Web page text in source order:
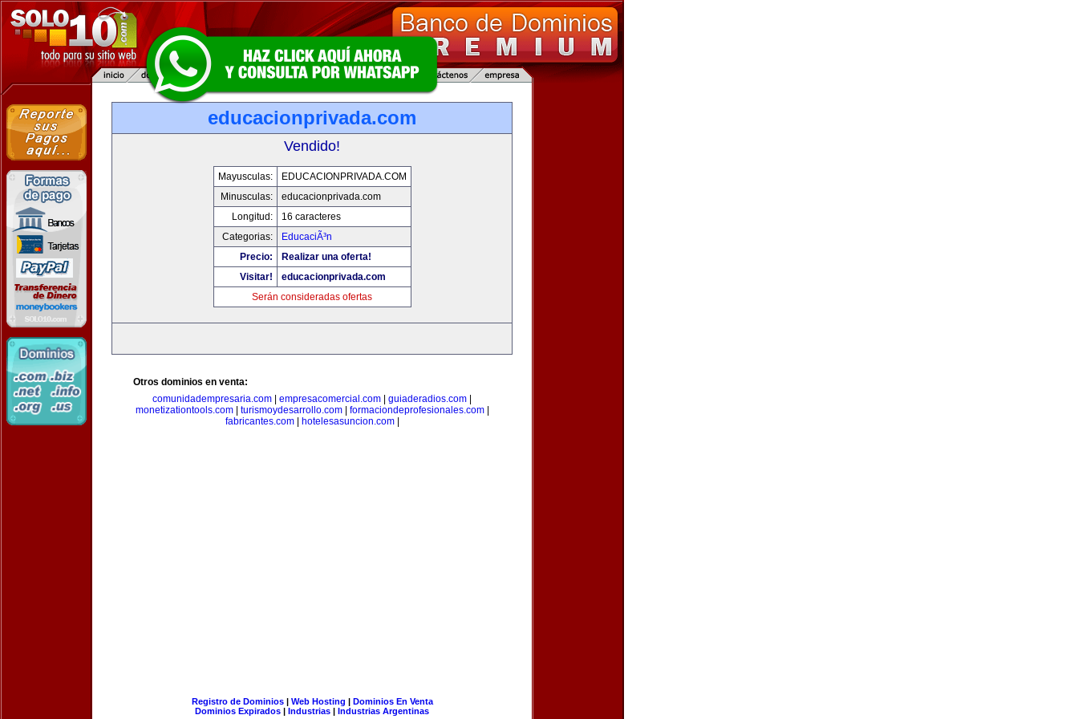
educacionprivada.com
Vendido!
Mayusculas:
EDUCACIONPRIVADA.COM
Minusculas:
educacionprivada.com
Longitud:
16 caracteres
Categorias:
EducaciÃ³n
Precio:
Realizar una oferta!
Visitar!
educacionprivada.com
Serán consideradas ofertas
Otros dominios en venta:
comunidadempresaria.com
empresacomercial.com guiaderadios.com
monetizationtools.com| turismoydesarrollo.com| formaciondeprofesionales.com|
fabricantes.com| hotelesasuncion.com|
Registro de Dominios| Web Hosting | Dominios En Venta
Dominios Expirados | Industrias | Industrias Argentinas